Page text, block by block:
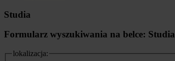
Studia
Formularz wyszukiwania na belce: Studia
lokalizacja: